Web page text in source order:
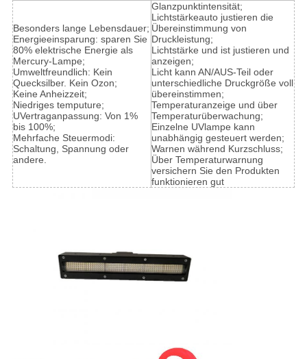
Besonders lange Lebensdauer;
Energieeinsparung: sparen Sie
80% elektrische Energie als
Mercury-Lampe;
Umweltfreundlich: Kein
Quecksilber. Kein Ozon;
Keine Anheizzeit;
Niedriges temputure;
UVertraganpassung: Von 1%
bis 100%;
Mehrfache Steuermodi:
Schaltung, Spannung oder
andere.
Glanzpunktintensität;
Lichtstärkeauto justieren die
Übereinstimmung von
Druckleistung;
Lichtstärke und ist justieren und
anzeigen;
Licht kann AN/AUS-Teil oder
unterschiedliche Druckgröße voll
übereinstimmen;
Temperaturanzeige und über
Temperaturüberwachung;
Einzelne UVlampe kann
unabhängig gesteuert werden;
Warnen während Kurzschluss;
Über Temperaturwarnung
versichern Sie den Produkten
funktionieren gut